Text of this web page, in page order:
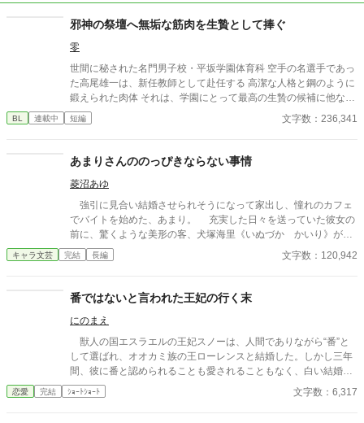
邪神の祭壇へ無垢な筋肉を生贄として捧ぐ
零
世間に秘された名門男子校・平坂学園体育科 空手の名選手であっ
た高尾雄一は、新任教師として赴任する 高潔な人格と鋼のように
鍛えられた肉体 それは、学園にとって最高の生贄の候補に他なら
なかった 至高の筋肉を持つ、精神を削られ意志をなくした青年を
太古の神に捧げるため、“水”、“風”、“土”の信奉者達が暗躍する 意
校で繰り広げられるダークファンタジー
BL 連載中 短編 文字数：236,341
あまりさんののっぴきならない事情
菱沼あゆ
強引に見合い結婚させられそうになって家出し、憧れのカフェ
でバイトを始めた、あまり。 充実した日々を送っていた彼女の
前に、驚くような美形の客、犬塚海里《いぬづか かいり》が現
れた。 「何故、こんなところに居る？ 南条あまり」 「……嫌な
人と結婚させられそうになって、家を出たからです」 「それ、俺
と常連客となった元見合い相手、海里の日常。
キャラ文芸 完結 長編 文字数：120,942
番ではないと言われた王妃の行く末
にのまえ
獣人の国エスラエルの王妃スノーは、人間でありながら“番”と
して選ばれ、オオカミ族の王ローレンスと結婚した。しかし三年
間、彼に番と認められることも愛されることもなく、白い結婚の
まま冷遇され続ける。 それでも王妃として国に尽くしてきたス
ノーだったが、ある日、ローレンスが別の令嬢レイアーを懐妊さ
恋愛 完結 ｼｮｰﾄｼｮｰﾄ 文字数：6,317